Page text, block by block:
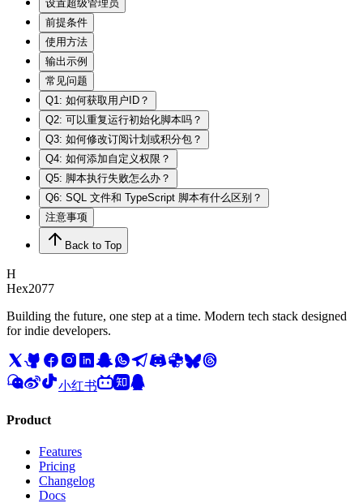
设置超级管理员
前提条件
使用方法
输出示例
常见问题
Q1: 如何获取用户ID？
Q2: 可以重复运行初始化脚本吗？
Q3: 如何修改订阅计划或积分包？
Q4: 如何添加自定义权限？
Q5: 脚本执行失败怎么办？
Q6: SQL 文件和 TypeScript 脚本有什么区别？
注意事项
Back to Top
H
Hex2077
Building the future, one step at a time. Modern tech stack designed
for indie developers.
小红书
Product
Features
Pricing
Changelog
Docs